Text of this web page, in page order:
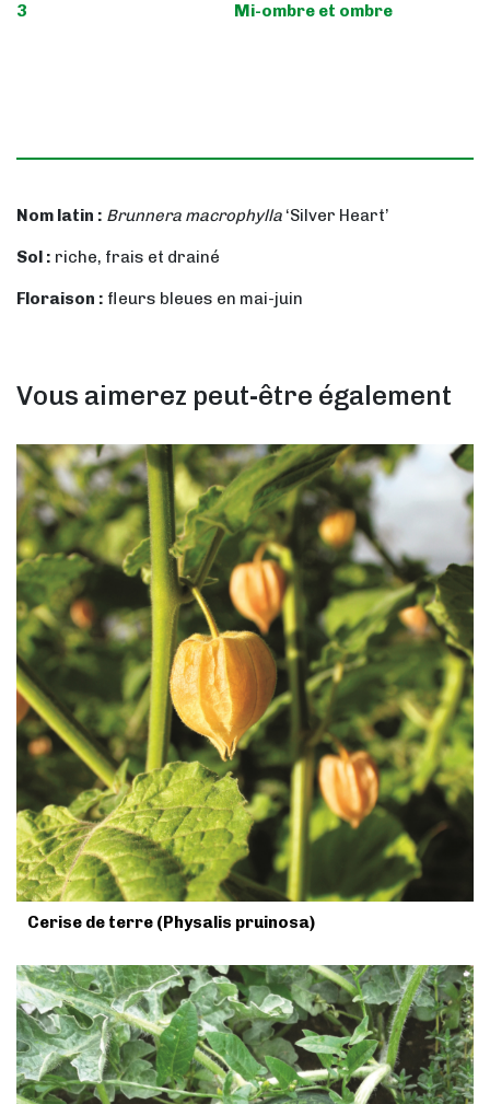
3 Mi-ombre et ombre
Nom latin : Brunnera macrophylla ‘Silver Heart’
Sol : riche, frais et drainé
Floraison : fleurs bleues en mai-juin
Vous aimerez peut-être également
Cerise de terre (Physalis pruinosa)